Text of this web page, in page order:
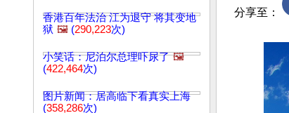
香港百年法治 江为退守 将其变地
狱 🖼️ (290,223次)
小笑话：尼泊尔总理吓尿了 🖼️
(422,464次)
图片新闻：居高临下看真实上海
(358,286次)
分享至：